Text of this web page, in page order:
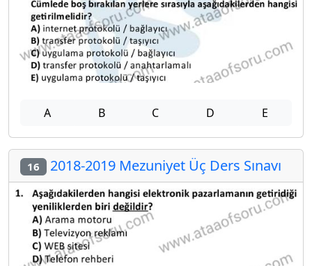
A B C D E
16 2018-2019 Mezuniyet Üç Ders Sınavı